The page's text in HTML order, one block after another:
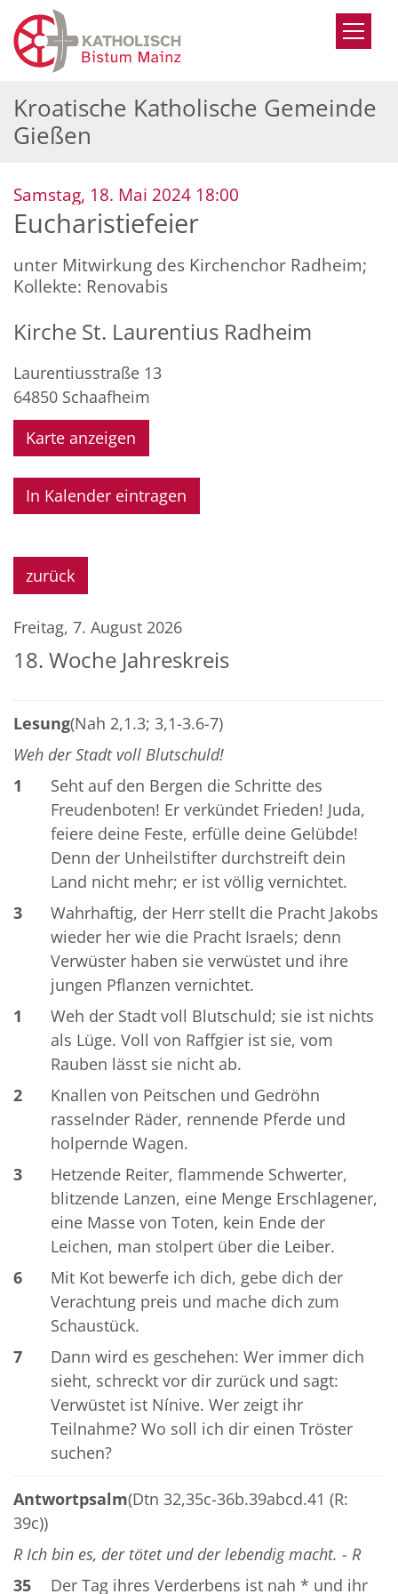
Zum Inhalt springen
Kroatische Katholische Gemeinde
Gießen
Samstag, 18. Mai 2024 18:00
Eucharistiefeier
unter Mitwirkung des Kirchenchor Radheim;
Kollekte: Renovabis
Kirche St. Laurentius Radheim
Laurentiusstraße 13
64850 Schaafheim
Karte anzeigen
In Kalender eintragen
zurück
Freitag, 7. August 2026
18. Woche Jahreskreis
Lesung(Nah 2,1.3; 3,1-3.6-7)
Weh der Stadt voll Blutschuld!
1
Seht auf den Bergen die Schritte des
Freudenboten! Er verkündet Frieden! Juda,
feiere deine Feste, erfülle deine Gelübde!
Denn der Unheilstifter durchstreift dein
Land nicht mehr; er ist völlig vernichtet.
3
Wahrhaftig, der Herr stellt die Pracht Jakobs
wieder her wie die Pracht Israels; denn
Verwüster haben sie verwüstet und ihre
jungen Pflanzen vernichtet.
1
Weh der Stadt voll Blutschuld; sie ist nichts
als Lüge. Voll von Raffgier ist sie, vom
Rauben lässt sie nicht ab.
2
Knallen von Peitschen und Gedröhn
rasselnder Räder, rennende Pferde und
holpernde Wagen.
3
Hetzende Reiter, flammende Schwerter,
blitzende Lanzen, eine Menge Erschlagener,
eine Masse von Toten, kein Ende der
Leichen, man stolpert über die Leiber.
6
Mit Kot bewerfe ich dich, gebe dich der
Verachtung preis und mache dich zum
Schaustück.
7
Dann wird es geschehen: Wer immer dich
sieht, schreckt vor dir zurück und sagt:
Verwüstet ist Nínive. Wer zeigt ihr
Teilnahme? Wo soll ich dir einen Tröster
suchen?
Antwortpsalm(Dtn 32,35c-36b.39abcd.41 (R:
39c))
R Ich bin es, der tötet und der lebendig macht. - R
35
Der Tag ihres Verderbens ist nah * und ihr